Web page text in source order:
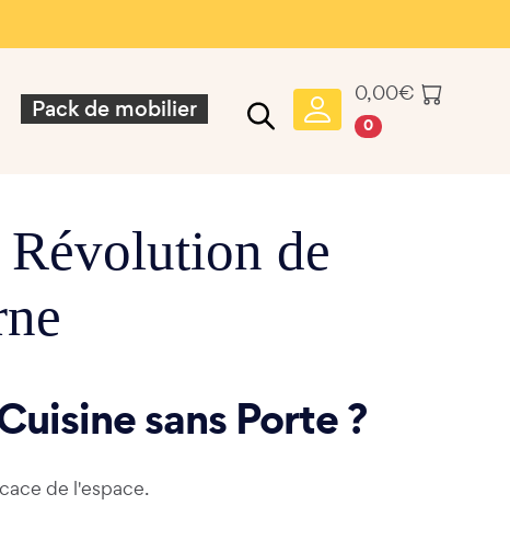
0,00€
0
Pack de mobilier
Révolution de
sans Porte ?
de l'espace.